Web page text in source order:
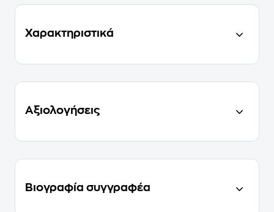
Χαρακτηριστικά
Αξιολογήσεις
Βιογραφία συγγραφέα